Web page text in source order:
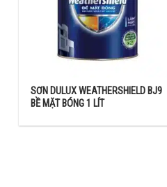
SƠN DULUX WEATHERSHIELD BJ9
BỀ MẶT BÓNG 1 LÍT